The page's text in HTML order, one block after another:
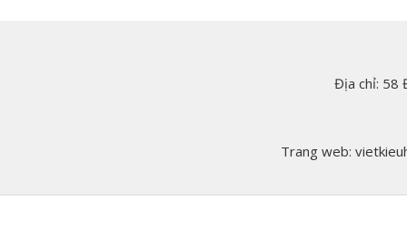
Địa chỉ: 58
Trang web: